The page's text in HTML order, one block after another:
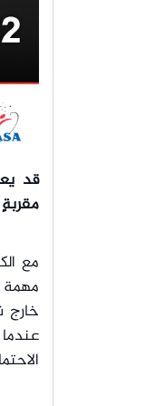
قد
مع
خارج